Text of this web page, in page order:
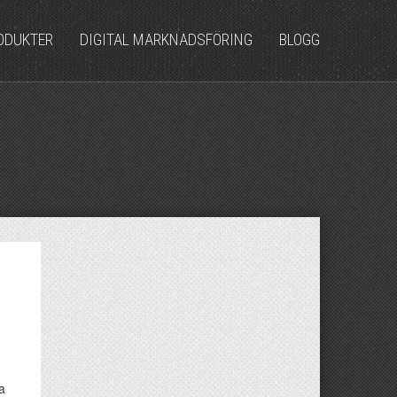
DIGITAL MARKNADSFÖRING BLOGG